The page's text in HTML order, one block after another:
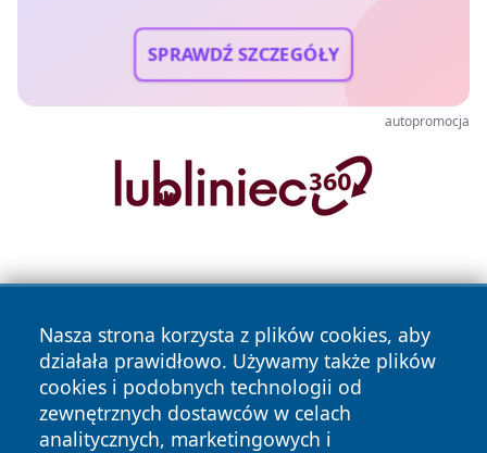
SPRAWDŹ SZCZEGÓŁY
autopromocja
Nasza strona korzysta z plików cookies, aby
działała prawidłowo. Używamy także plików
cookies i podobnych technologii od
zewnętrznych dostawców w celach
analitycznych, marketingowych i
Copyright © 2026 czestochowanews.pl Wszystkie prawa
zastrzeżone.